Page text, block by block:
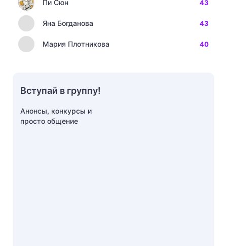
Пи Сюн 43
Яна Богданова 43
Мария Плотникова 40
Вступай в группу!
Анонсы, конкурсы и
просто общение